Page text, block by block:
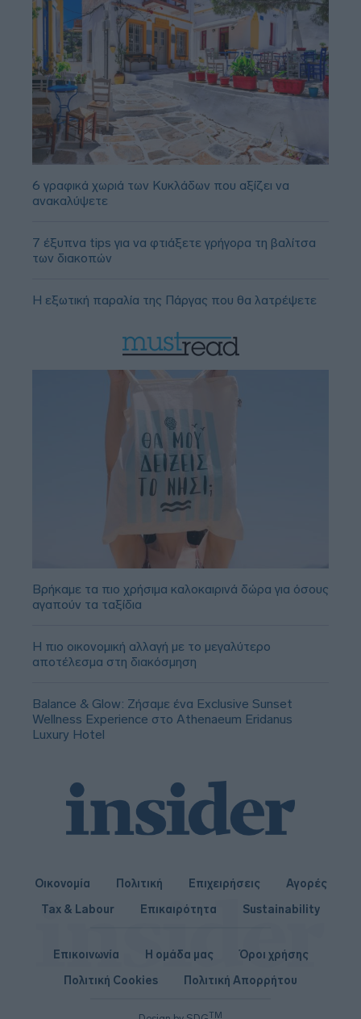
6 γραφικά χωριά των Κυκλάδων που αξίζει να
ανακαλύψετε
7 έξυπνα tips για να φτιάξετε γρήγορα τη βαλίτσα
των διακοπών
Η εξωτική παραλία της Πάργας που θα λατρέψετε
Βρήκαμε τα πιο χρήσιμα καλοκαιρινά δώρα για όσους
αγαπούν τα ταξίδια
Η πιο οικονομική αλλαγή με το μεγαλύτερο
αποτέλεσμα στη διακόσμηση
Balance & Glow: Ζήσαμε ένα Exclusive Sunset
Wellness Experience στο Athenaeum Eridanus
Luxury Hotel
Οικονομία Πολιτική Επιχειρήσεις
Αγορές
Tax & Labour
Επικαιρότητα Sustainability
TM
Επικοινωνία Η ομάδα μας
Όροι χρήσης
Πολιτική Cookies
Πολιτική Απορρήτου